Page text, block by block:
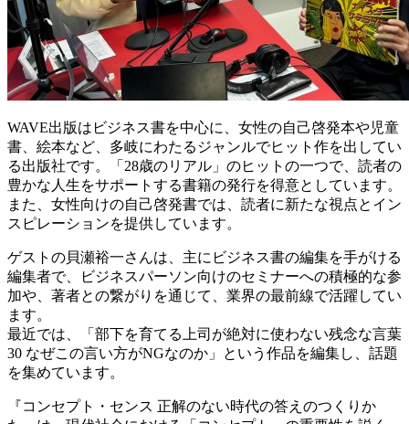
WAVE出版はビジネス書を中心に、女性の自己啓発本や児童
書、絵本など、多岐にわたるジャンルでヒット作を出してい
る出版社です。「28歳のリアル」のヒットの一つで、読者の
豊かな人生をサポートする書籍の発行を得意としています。
また、女性向けの自己啓発書では、読者に新たな視点とイン
スピレーションを提供しています。
ゲストの貝瀬裕一さんは、主にビジネス書の編集を手がける
編集者で、ビジネスパーソン向けのセミナーへの積極的な参
加や、著者との繋がりを通じて、業界の最前線で活躍してい
ます。
最近では、「部下を育てる上司が絶対に使わない残念な言葉
30 なぜこの言い方がNGなのか」という作品を編集し、話題
を集めています。
『コンセプト・センス 正解のない時代の答えのつくりか